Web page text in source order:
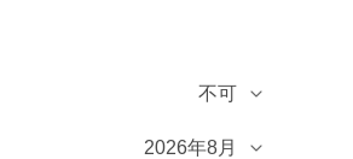
不可
2026年8月